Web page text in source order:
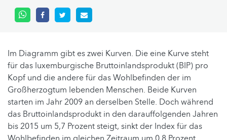
Im Diagramm gibt es zwei Kurven. Die eine Kurve steht
für das luxemburgische Bruttoinlandsprodukt (BIP) pro
Kopf und die andere für das Wohlbefinden der im
Großherzogtum lebenden Menschen. Beide Kurven
starten im Jahr 2009 an derselben Stelle. Doch während
das Bruttoinlandsprodukt in den darauffolgenden Jahren
bis 2015 um 5,7 Prozent steigt, sinkt der Index für das